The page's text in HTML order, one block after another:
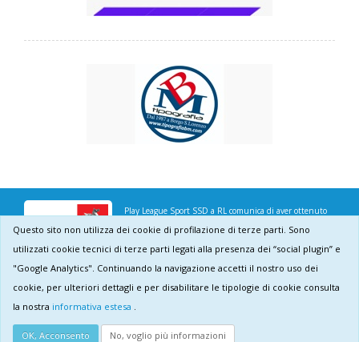
Play League Sport SSD a RL comunica di aver ottenuto
dalla Regione Toscana, il contributo di € 1.288,00 per il
sostegno dell'attività sportiva anno 2024
Informativa sull'uso dei cookie Privacy policy
Questo sito non utilizza dei cookie di profilazione di terze parti. Sono
utilizzati cookie tecnici di terze parti legati alla presenza dei “social plugin” e
"Google Analytics". Continuando la navigazione accetti il nostro uso dei
cookie, per ulteriori dettagli e per disabilitare le tipologie di cookie consulta
la nostra informativa estesa .
OK, Acconsento No, voglio più informazioni